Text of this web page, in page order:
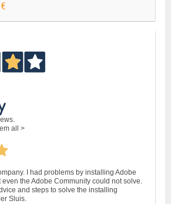
all >
I had problems by installing Adobe
even the Adobe Community could not solve.
and steps to solve the installing
Sluis.